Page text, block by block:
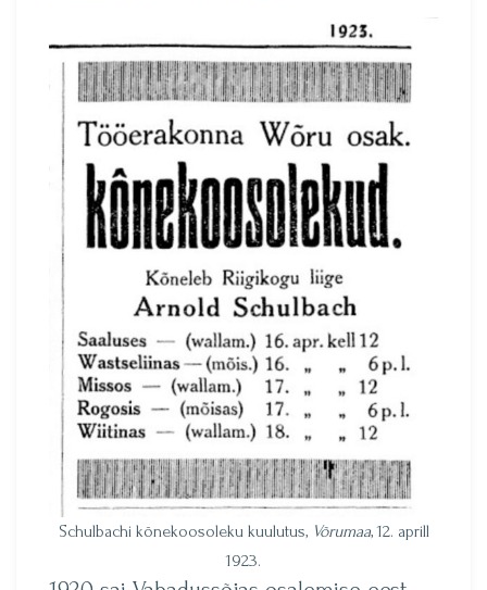
Schulbachi kõnekoosoleku kuulutus, Võrumaa, 12. aprill
1923.